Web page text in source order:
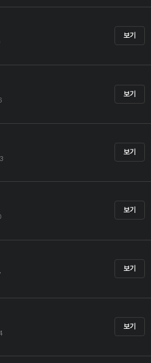
보기
보기
보기
보기
보기
보기